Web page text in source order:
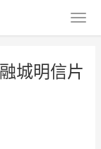
城明信片